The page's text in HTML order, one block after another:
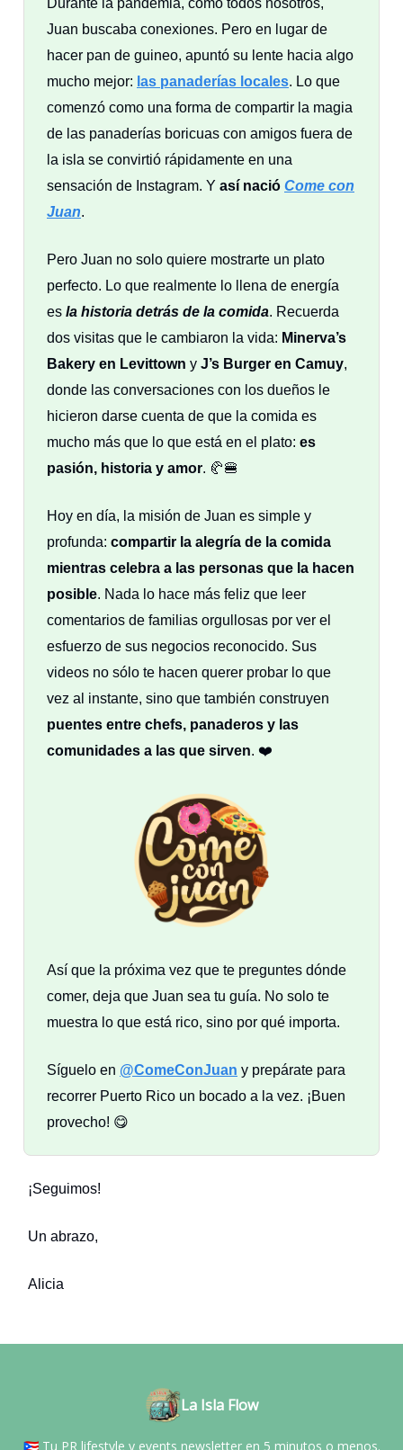
Durante la pandemia, como todos nosotros,
Juan buscaba conexiones. Pero en lugar de
hacer pan de guineo, apuntó su lente hacia algo
mucho mejor: las panaderías locales. Lo que
comenzó como una forma de compartir la magia
de las panaderías boricuas con amigos fuera de
la isla se convirtió rápidamente en una
sensación de Instagram. Y así nació Come con
Juan.
Pero Juan no solo quiere mostrarte un plato
perfecto. Lo que realmente lo llena de energía
es la historia detrás de la comida. Recuerda
dos visitas que le cambiaron la vida: Minerva’s
Bakery en Levittown y J’s Burger en Camuy,
donde las conversaciones con los dueños le
hicieron darse cuenta de que la comida es
mucho más que lo que está en el plato: es
pasión, historia y amor. 🥐🍔
Hoy en día, la misión de Juan es simple y
profunda: compartir la alegría de la comida
mientras celebra a las personas que la hacen
posible. Nada lo hace más feliz que leer
comentarios de familias orgullosas por ver el
esfuerzo de sus negocios reconocido. Sus
videos no sólo te hacen querer probar lo que
vez al instante, sino que también construyen
puentes entre chefs, panaderos y las
comunidades a las que sirven. ❤️
Así que la próxima vez que te preguntes dónde
comer, deja que Juan sea tu guía. No solo te
muestra lo que está rico, sino por qué importa.
Síguelo en @ComeConJuan y prepárate para
recorrer Puerto Rico un bocado a la vez. ¡Buen
provecho! 😋
¡Seguimos!
Un abrazo,
Alicia
La Isla Flow
🇵🇷 Tu PR lifestyle y events newsletter en 5 minutos o menos.